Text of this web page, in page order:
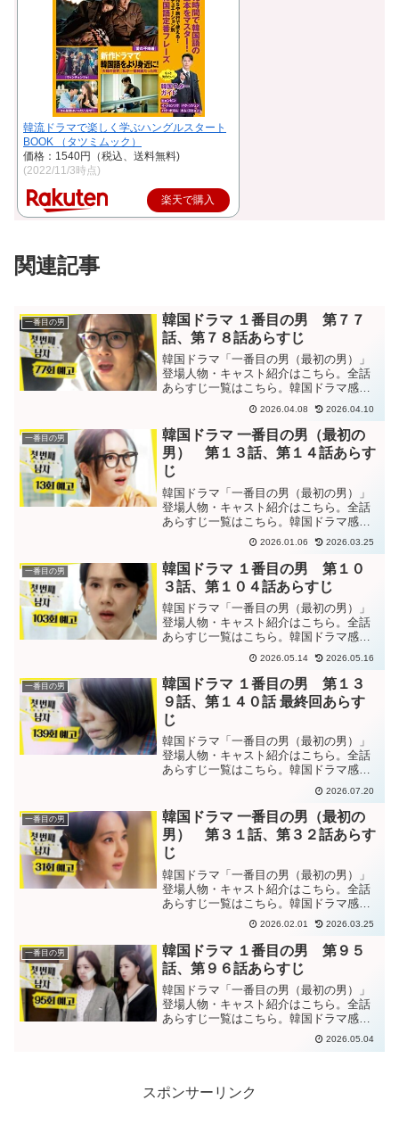
韓流ドラマで楽しく学ぶハングルスタート
BOOK （タツミムック）
価格：1540円（税込、送料無料)
(2022/11/3時点)
楽天で購入
関連記事
一番目の男
韓国ドラマ １番目の男 第７７
話、第７８話あらすじ
韓国ドラマ「一番目の男（最初の男）」
登場人物・キャスト紹介はこちら。全話
あらすじ一覧はこちら。韓国ドラマ感想
ブログはこちら。から。韓国ドラマ「一
番目の男」第７７話あらすじサンウォル
達が連れ出したスクヒを拉致するガンヒ
ョク。証拠品を持って警察...
2026.04.08 2026.04.10
一番目の男
韓国ドラマ 一番目の男（最初の
男） 第１３話、第１４話あらす
じ
韓国ドラマ「一番目の男（最初の男）」
登場人物・キャスト紹介はこちら。全話
あらすじ一覧はこちら。韓国ドラマ感想
ブログはこちら。から。韓国ドラマ「一
番目の男（最初の男）」第１３話あらす
じ店に来た女性ファヨンがまさかスクヒ
の横断幕を撤去申告した張...
2026.01.06 2026.03.25
一番目の男
韓国ドラマ １番目の男 第１０
３話、第１０４話あらすじ
韓国ドラマ「一番目の男（最初の男）」
登場人物・キャスト紹介はこちら。全話
あらすじ一覧はこちら。韓国ドラマ感想
ブログはこちら。から。韓国ドラマ「一
番目の男」第１０３話あらすじガンヒョ
クについて調査し、偶然を装って近づく
ヨンジャ。チャンミと連絡...
2026.05.14 2026.05.16
一番目の男
韓国ドラマ １番目の男 第１３
９話、第１４０話 最終回あらす
じ
韓国ドラマ「一番目の男（最初の男）」
登場人物・キャスト紹介はこちら。全話
あらすじ一覧はこちら。韓国ドラマ感想
ブログはこちら。から。韓国ドラマ「一
番目の男」第１３９話あらすじファヨン
から裏金をもらっていた理事達を一層
し、ドリームホテルの経営を...
2026.07.20
一番目の男
韓国ドラマ 一番目の男（最初の
男） 第３１話、第３２話あらす
じ
韓国ドラマ「一番目の男（最初の男）」
登場人物・キャスト紹介はこちら。全話
あらすじ一覧はこちら。韓国ドラマ感想
ブログはこちら。から。韓国ドラマ「一
番目の男（最初の男）」第３１話あらす
じつきまとうソリンをストーカーで通報
する、ファヨンの行動もパ...
2026.02.01 2026.03.25
一番目の男
韓国ドラマ １番目の男 第９５
話、第９６話あらすじ
韓国ドラマ「一番目の男（最初の男）」
登場人物・キャスト紹介はこちら。全話
あらすじ一覧はこちら。韓国ドラマ感想
ブログはこちら。から。韓国ドラマ「一
番目の男」第９５話あらすじファヨンが
2026.05.04
スポンサーリンク